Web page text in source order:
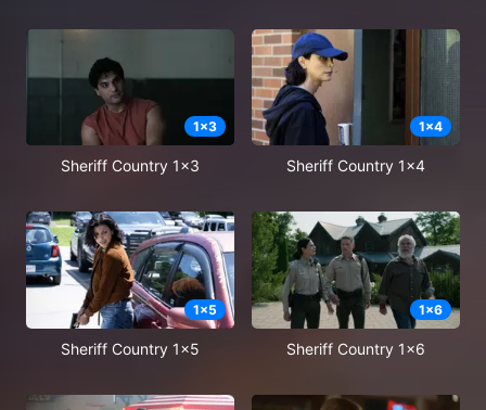
1x3
Sheriff Country 1x3
1x4
Sheriff Country 1x4
1x5
Sheriff Country 1x5
1x6
Sheriff Country 1x6